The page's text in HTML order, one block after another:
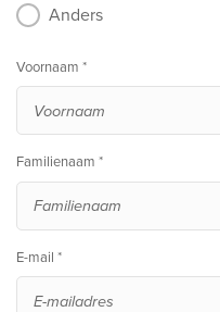
Anders
Voornaam *
Familienaam *
E-mail *